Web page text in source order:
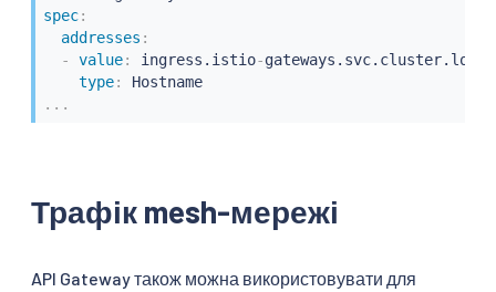
spec:
addresses :
-
value: ingress.istio-gateways.svc.cluster.local
type:
Hostname
...
Трафік mesh-мережі
API Gateway також можна використовувати для